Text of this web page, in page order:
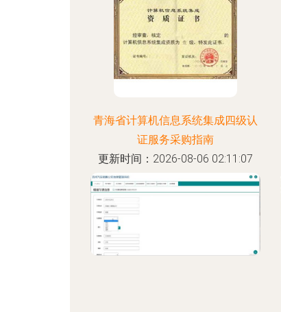
青海省计算机信息系统集成四级认
证服务采购指南
更新时间：2026-08-06 02:11:07